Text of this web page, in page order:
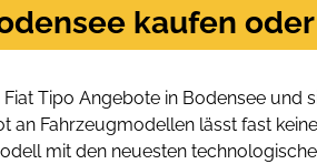
kaufen
Tipo Angebote in Bodensee und
an Fahrzeugmodellen lässt fast
mit den neuesten